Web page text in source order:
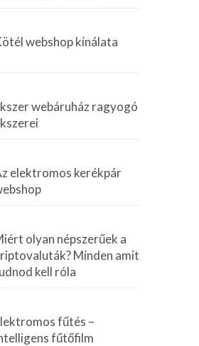
webshop kínálata
webáruház ragyogó
elektromos kerékpár
olyan népszerűek a
Minden amit
kell róla
fűtés –
fűtőfilm